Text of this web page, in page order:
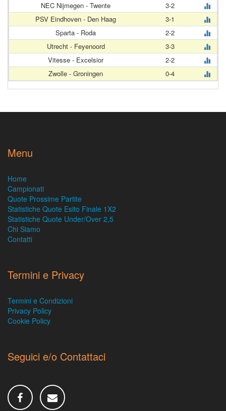
NEC Nijmegen - Twente
3-2
PSV Eindhoven - Den Haag
3-1
Sparta - Roda
2-2
Utrecht - Feyenoord
3-3
Vitesse - Excelsior
2-2
Zwolle - Groningen
0-4
Menu
Home
Campionati
Quote Prossime Partite
Statistiche Quote Esito Finale 1X2
Statistiche Quote Under/Over 2,5
Chi Siamo
Contatti
Termini e Privacy
Termini e Condizioni
Privacy Policy
Cookie Policy
Seguici e/o Contattaci